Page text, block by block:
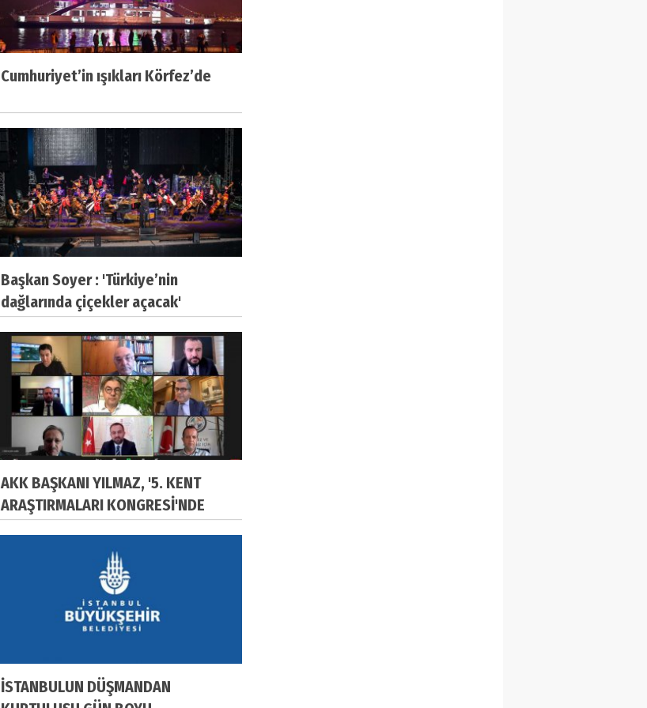
Cumhuriyet’in ışıkları Körfez’de
Başkan Soyer : 'Türkiye’nin
dağlarında çiçekler açacak'
AKK BAŞKANI YILMAZ, '5. KENT
ARAŞTIRMALARI KONGRESİ'NDE
İSTANBULUN DÜŞMANDAN